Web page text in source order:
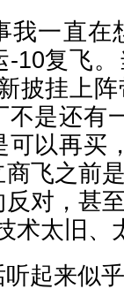
我一直在
-10复飞
披挂上
不是还有
可以再买
飞之前
对，甚
术太旧、
听起来似